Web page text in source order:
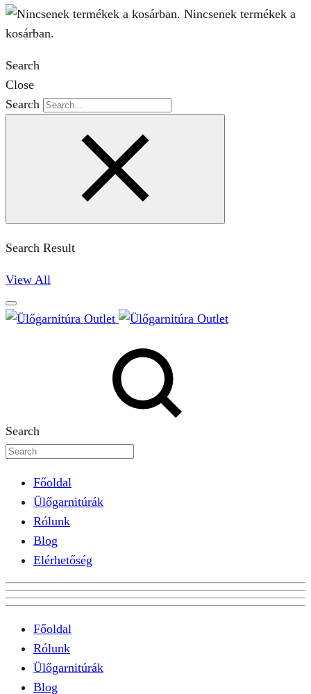
Nincsenek termékek a
kosárban.
Search
Close
Search
Search Result
View All
Search
Főoldal
Ülőgarnitúrák
Rólunk
Blog
Elérhetőség
Főoldal
Rólunk
Ülőgarnitúrák
Blog